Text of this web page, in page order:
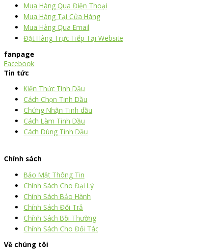
Mua Hàng Qua Điện Thoại
Mua Hàng Tại Cửa Hàng
Mua Hàng Qua Email
Đặt Hàng Trực Tiếp Tại Website
fanpage
Facebook
Tin tức
Kiến Thức Tinh Dầu
Cách Chọn Tinh Dầu
Chứng Nhận Tinh dầu
Cách Làm Tinh Dầu
Cách Dùng Tinh Dầu
Chính sách
Bảo Mật Thông Tin
Chính Sách Cho Đại Lý
Chính Sách Bảo Hành
Chính Sách Đổi Trả
Chính Sách Bồi Thường
Chính Sách Cho Đối Tác
Về chúng tôi